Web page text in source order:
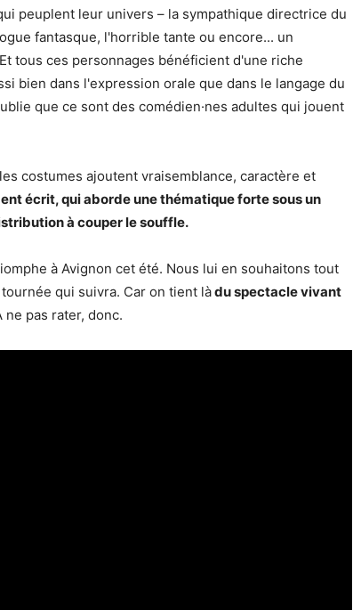
peuplent leur univers – la sympathique directrice du
fantasque, l'horrible tante ou encore... un
tous ces personnages bénéficient d'une riche
bien dans l'expression orale que dans le langage du
que ce sont des comédien·nes adultes qui jouent
costumes ajoutent vraisemblance, caractère et
écrit, qui aborde une thématique forte sous un
à couper le souffle.
à Avignon cet été. Nous lui en souhaitons tout
qui suivra. Car on tient làdu spectacle vivant
ne pas rater, donc.